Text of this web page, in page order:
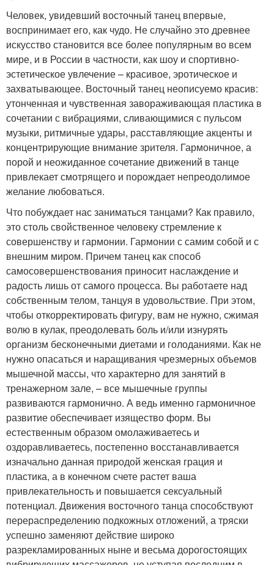
Человек, увидевший восточный танец впервые,
воспринимает его, как чудо. Не случайно это древнее
искусство становится все более популярным во всем
мире, и в России в частности, как шоу и спортивно-
эстетическое увлечение – красивое, эротическое и
захватывающее. Восточный танец неописуемо красив:
утонченная и чувственная завораживающая пластика в
сочетании с вибрациями, сливающимися с пульсом
музыки, ритмичные удары, расставляющие акценты и
концентрирующие внимание зрителя. Гармоничное, а
порой и неожиданное сочетание движений в танце
привлекает смотрящего и порождает непреодолимое
желание любоваться.
Что побуждает нас заниматься танцами? Как правило,
это столь свойственное человеку стремление к
совершенству и гармонии. Гармонии с самим собой и с
внешним миром. Причем танец как способ
самосовершенствования приносит наслаждение и
радость лишь от самого процесса. Вы работаете над
собственным телом, танцуя в удовольствие. При этом,
чтобы откорректировать фигуру, вам не нужно, сжимая
волю в кулак, преодолевать боль и/или изнурять
организм бесконечными диетами и голоданиями. Как не
нужно опасаться и наращивания чрезмерных объемов
мышечной массы, что характерно для занятий в
тренажерном зале, – все мышечные группы
развиваются гармонично. А ведь именно гармоничное
развитие обеспечивает изящество форм. Вы
естественным образом омолаживаетесь и
оздоравливаетесь, постепенно восстанавливается
изначально данная природой женская грация и
пластика, а в конечном счете растет ваша
привлекательность и повышается сексуальный
потенциал. Движения восточного танца способствуют
перераспределению подкожных отложений, а тряски
успешно заменяют действие широко
разрекламированных ныне и весьма дорогостоящих